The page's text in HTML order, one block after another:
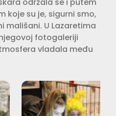
koje su je, sigurni smo,
mališani. U Lazaretima
fotogaleriji
vladala među